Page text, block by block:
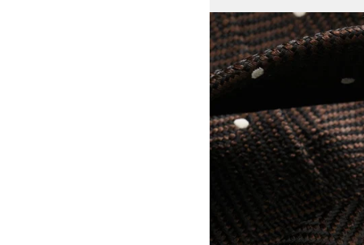
View larger image